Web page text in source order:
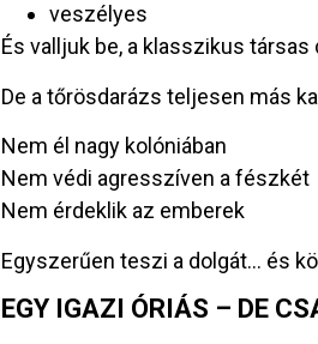
veszélyes
És valljuk be, a klasszikus
De a tőrösdarázs teljesen más
Nem él nagy kolóniában
Nem védi agresszíven a fészkét
Nem érdeklik az emberek
Egyszerűen teszi a dolgát… és
EGY IGAZI ÓRIÁS – DE